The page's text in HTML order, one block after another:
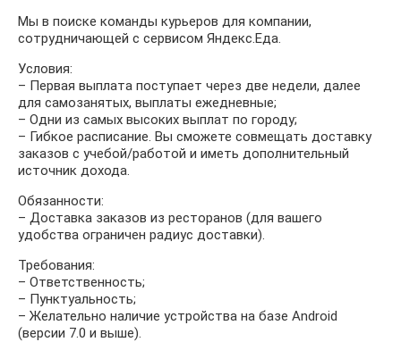
Мы в поиске команды курьеров для компании,
сотрудничающей с сервисом Яндекс.Еда.
Условия:
– Первая выплата поступает через две недели, далее
для самозанятых, выплаты ежедневные;
– Одни из самых высоких выплат по городу;
– Гибкое расписание. Вы сможете совмещать доставку
заказов с учебой/работой и иметь дополнительный
источник дохода.
Обязанности:
– Доставка заказов из ресторанов (для вашего
удобства ограничен радиус доставки).
Требования:
– Ответственность;
– Пунктуальность;
– Желательно наличие устройства на базе Android
(версии 7.0 и выше).